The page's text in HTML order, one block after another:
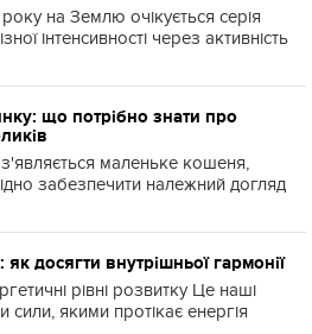
на Землю очікується серія
інтенсивності через активність
що потрібно знати про
маленьке кошеня,
забезпечити належний догляд
як досягти внутрішньої гармонії
рівні розвитку Це наші
сили, якими протікає енергія